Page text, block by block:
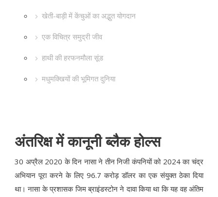
खेती-बाड़ी में केंचुओं का अद्भुत योगदान
एक विचित्र समुद्री जीव
हाथी की हरफनमौला सूंड
मधुमक्खियों की भूमिगत दुनिया
अंतरिक्ष में कानूनी ब्लैक होल्स
30 अप्रैल 2020 के दिन नासा ने तीन निजी कंपनियों को 2024 का चंद्र
अभियान पूरा करने के लिए 96.7 करोड़ डॉलर का एक संयुक्त ठेका दिया
था। नासा के प्रशासक जिम ब्राइंडस्टोन ने दावा किया था कि यह वह अंतिम